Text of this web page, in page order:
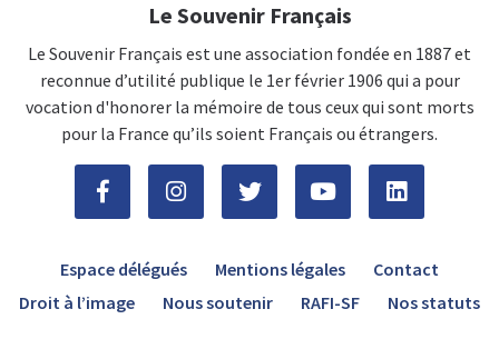
Le Souvenir Français
Le Souvenir Français est une association fondée en 1887 et
reconnue d’utilité publique le 1er février 1906 qui a pour
vocation d'honorer la mémoire de tous ceux qui sont morts
pour la France qu’ils soient Français ou étrangers.
Espace délégués Mentions légales
Contact
Droit à l’image
Nous soutenir RAFI-SF Nos statuts